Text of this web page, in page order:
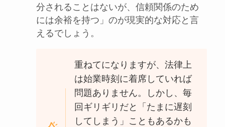
分されることはないが、信頼関係のため
には余裕を持つ」のが現実的な対応と言
えるでしょう。
重ねてになりますが、法律上
は始業時刻に着席していれば
問題ありません。しかし、毎
回ギリギリだと「たまに遅刻
してしまう」こともあるかも